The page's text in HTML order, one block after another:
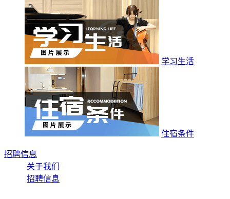
学习生活
住宿条件
招聘信息
关于我们
招聘信息